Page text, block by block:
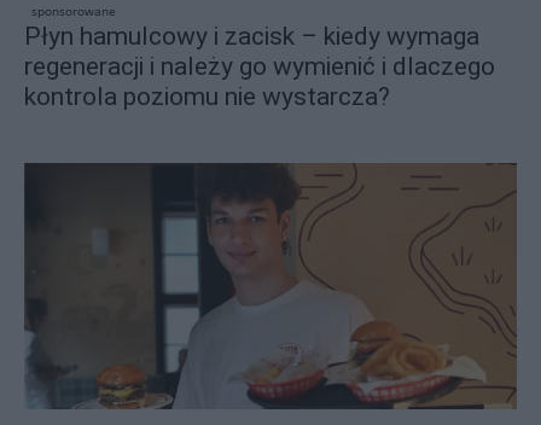
sponsorowane
Płyn hamulcowy i zacisk – kiedy wymaga
regeneracji i należy go wymienić i dlaczego
kontrola poziomu nie wystarcza?